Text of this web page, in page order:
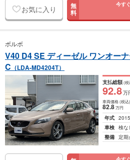
お気に入り 無
料
今す
ボルボ
V40 D4 SE ディーゼル ワンオー
C （LDA-MD4204T）
支払総額(税
92.8万
車両価格(税込)
82.8万円
年式 2015
車検 検な
整備 定期